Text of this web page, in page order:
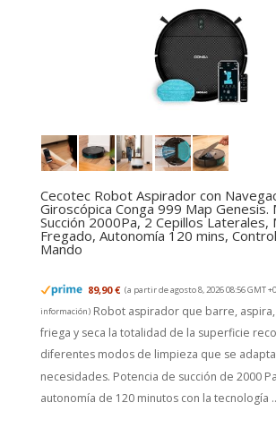
Cecotec Robot Aspirador con
Giroscópica Conga 999 Map
Succión 2000Pa, 2 Cepillos Laterales,
Fregado, Autonomía 120 mins,
Mando
89,90 € (a partir de agosto 8, 2026 08:56 GMT
información) Robot aspirador que barre,
friega y seca la totalidad de la superficie
diferentes modos de limpieza que se
necesidades. Potencia de succión de 2000
autonomía de 120 minutos con la tecnología